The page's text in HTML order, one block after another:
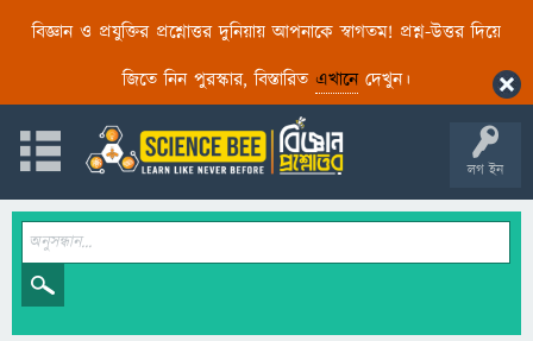
বিজ্ঞান ও প্রযুক্তির প্রশ্নোত্তর দুনিয়ায় আপনাকে স্বাগতম! প্রশ্ন-উত্তর দিয়ে
জিতে নিন পুরস্কার, বিস্তারিত এখানেদেখুন।
লগ ইন